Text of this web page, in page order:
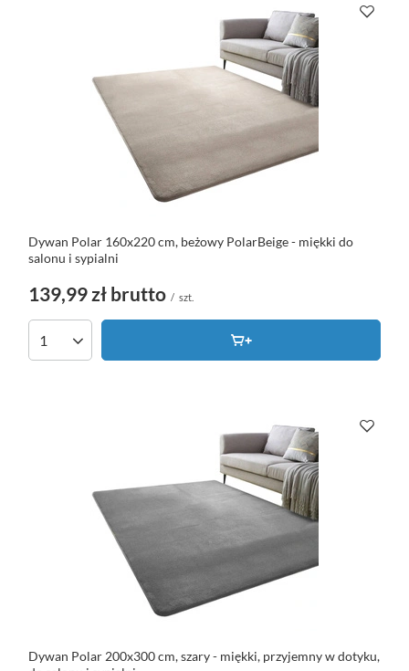
Dywan Polar 160x220 cm, beżowy PolarBeige - miękki do
salonu i sypialni
139,99 zł brutto / szt.
Dywan Polar 200x300 cm, szary - miękki, przyjemny w dotyku,